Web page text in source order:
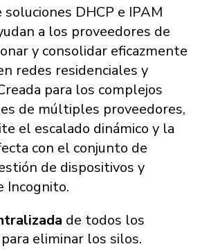
DHCP e IPAM
a los proveedores de
y consolidar eficazmente
redes residenciales y
para los complejos
de múltiples proveedores,
el escalado dinámico y la
con el conjunto de
de dispositivos y
Incognito.
de todos los
eliminar los silos.